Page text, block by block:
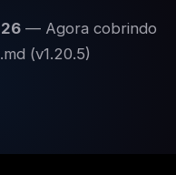
— Agora cobrindo
(v1.20.5)